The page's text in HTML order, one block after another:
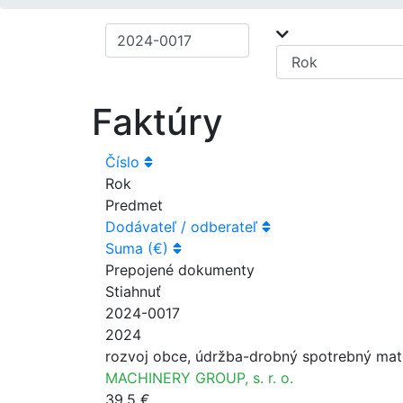
Faktúry
Číslo
Rok
Predmet
Dodávateľ / odberateľ
Suma (€)
Prepojené dokumenty
Stiahnuť
2024-0017
2024
rozvoj obce, údržba-drobný spotrebný
MACHINERY GROUP, s. r. o.
39.5 €